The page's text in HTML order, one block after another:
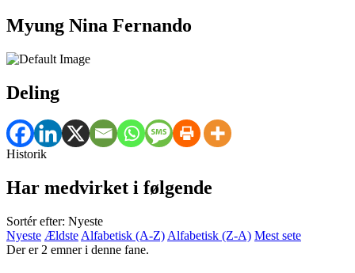
Myung Nina Fernando
Deling
Historik
Har medvirket i følgende
Sortér efter: Nyeste
Nyeste Ældste Alfabetisk (A-Z) Alfabetisk (Z-A) Mest sete
Der er 2 emner i denne fane.